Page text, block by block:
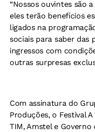
“Nossos ouvintes são
eles terão benefícios
ligados na
sociais para saber das
ingressos com
outras surpresas
Com assinatura do
Produções, o Festival
TIM, Amstel e